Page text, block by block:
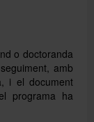
o doctoranda
amb
i el document
programa ha